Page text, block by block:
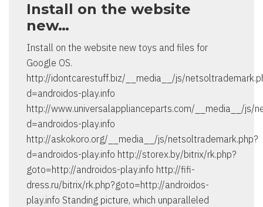
Install on the website
new…
Install on the website new toys and files for
Google OS.
http://idontcarestuff.biz/__media__/js/
d=androidos-play.info
http://www.universalapplianceparts.com/__media__/js/
d=androidos-play.info
http://askokoro.org/__media__/js/netsoltrademark.php?
d=androidos-play.info http://storex.by/bitrix/rk.php?
goto=http://androidos-play.info http://fifi-
dress.ru/bitrix/rk.php?goto=http://androidos-
play.info Standing picture, which unparalleled